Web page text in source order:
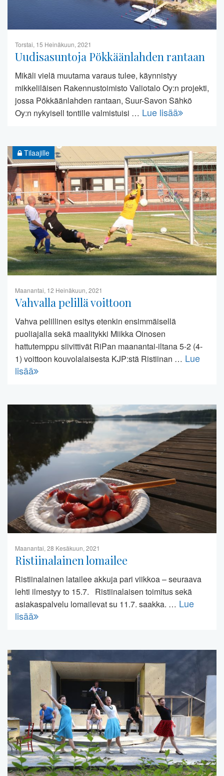
Torstai, 15 Heinäkuun, 2021
Uudisasuntoja Pökkäänlahden rantaan
Mikäli vielä muutama varaus tulee, käynnistyy
mikkeliläisen Rakennustoimisto Valiotalo Oy:n projekti,
jossa Pökkäänlahden rantaan, Suur-Savon Sähkö
Oy:n nykyisell tontille valmistuisi … Lue lisää
Tilaajille
Maanantai, 12 Heinäkuun, 2021
Vahvalla pelillä voittoon
Vahva pelillinen esitys etenkin ensimmäisellä
puoliajalla sekä maalitykki Miikka Oinosen
hattutemppu siivittivät RiPan maanantai-iltana 5-2 (4-
1) voittoon kouvolalaisesta KJP:stä Ristiinan … Lue
lisää
Maanantai, 28 Kesäkuun, 2021
Ristiinalainen lomailee
Ristiinalainen latailee akkuja pari viikkoa – seuraava
lehti ilmestyy to 15.7. Ristiinalaisen toimitus sekä
asiakaspalvelu lomailevat su 11.7. saakka. … Lue
lisää